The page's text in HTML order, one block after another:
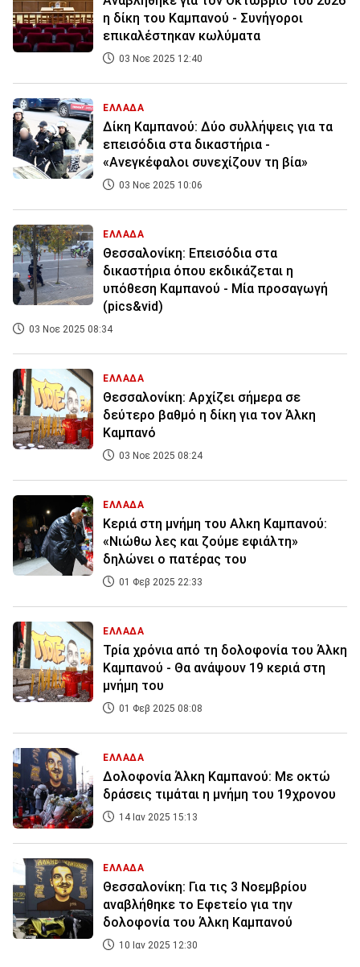
η δίκη του Καμπανού - Συνήγοροι
επικαλέστηκαν κωλύματα
03 Νοε 2025 12:40
ΕΛΛΑΔΑ
Δίκη Καμπανού: Δύο συλλήψεις για τα
επεισόδια στα δικαστήρια -
«Ανεγκέφαλοι συνεχίζουν τη βία»
03 Νοε 2025 10:06
ΕΛΛΑΔΑ
Θεσσαλονίκη: Επεισόδια στα
δικαστήρια όπου εκδικάζεται η
υπόθεση Καμπανού - Μία προσαγωγή
(pics&vid)
03 Νοε 2025 08:34
ΕΛΛΑΔΑ
Θεσσαλονίκη: Αρχίζει σήμερα σε
δεύτερο βαθμό η δίκη για τον Άλκη
Καμπανό
03 Νοε 2025 08:24
ΕΛΛΑΔΑ
Κεριά στη μνήμη του Αλκη Καμπανού:
«Νιώθω λες και ζούμε εφιάλτη»
δηλώνει ο πατέρας του
01 Φεβ 2025 22:33
ΕΛΛΑΔΑ
Τρία χρόνια από τη δολοφονία του Άλκη
Καμπανού - Θα ανάψουν 19 κεριά στη
μνήμη του
01 Φεβ 2025 08:08
ΕΛΛΑΔΑ
Δολοφονία Άλκη Καμπανού: Με οκτώ
δράσεις τιμάται η μνήμη του 19χρονου
14 Ιαν 2025 15:13
ΕΛΛΑΔΑ
Θεσσαλονίκη: Για τις 3 Νοεμβρίου
αναβλήθηκε το Εφετείο για την
δολοφονία του Άλκη Καμπανού
10 Ιαν 2025 12:30